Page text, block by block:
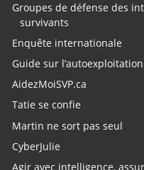
Groupes de défense des
survivants
Enquête internationale
Guide sur
AidezMoiSVP.ca
Tatie se confie
Martin ne sort pas seul
CyberJulie
Agir avec intelligence,